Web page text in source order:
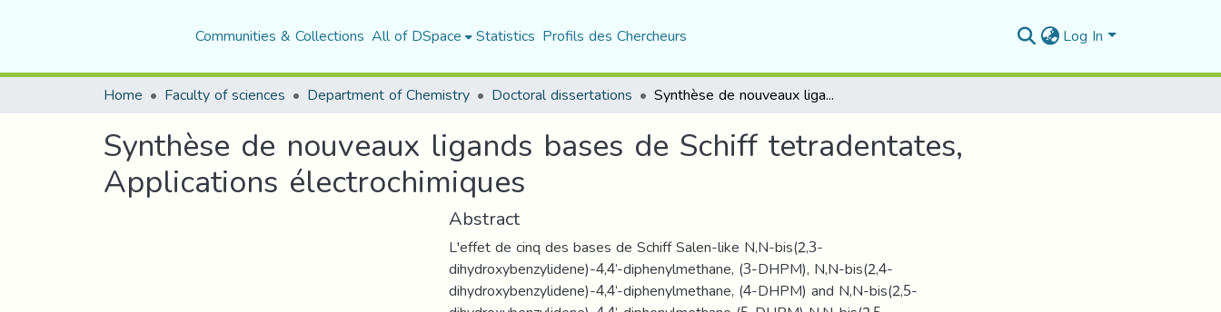
Communities & Collections All of DSpace Statistics Profils des Chercheurs Log In
Home Faculty of sciences Department of Chemistry Doctoral dissertations Synthèse de nouveaux ligands bases de Schiff tetradentates, Applications électrochimiques
Synthèse de nouveaux ligands bases de Schiff tetradentates,
Applications électrochimiques
Abstract
L'effet de cinq des bases de Schiff Salen-like N,N-bis(2,3-
dihydroxybenzylidene)-4,4’-diphenylmethane, (3-DHPM), N,N-bis(2,4-
dihydroxybenzylidene)-4,4’-diphenylmethane, (4-DHPM) and N,N-bis(2,5-